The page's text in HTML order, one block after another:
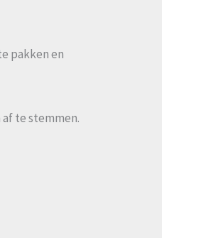
pakken en
te stemmen.